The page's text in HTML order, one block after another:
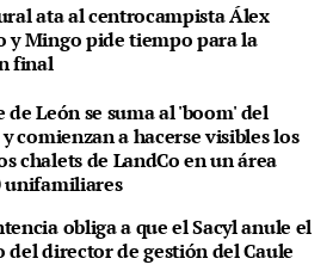
ata al centrocampista Álex
y Mingo pide tiempo para la
final
de León se suma al 'boom' del
comienzan a hacerse visibles los
chalets de LandCo en un área
unifamiliares
obliga a que el Sacyl anule el
del director de gestión del Caule